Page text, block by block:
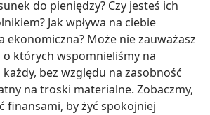
do pieniędzy? Czy jesteś ich
Jak wpływa na ciebie
ekonomiczna? Może nie zauważasz
o których wspomnieliśmy na
bez względu na zasobność
na troski materialne. Zobaczmy,
finansami, by żyć spokojniej